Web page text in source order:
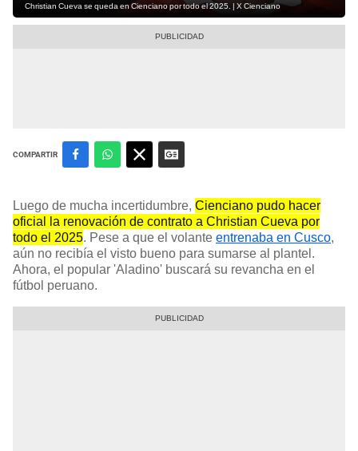
Christian Cueva se queda en Cienciano por todo el 2025. | X Cienciano
COMPARTIR
Luego de mucha incertidumbre, Cienciano pudo hacer
oficial la renovación de contrato a Christian Cueva por
todo el 2025. Pese a que el volante entrenaba en Cusco,
aún no recibía el visto bueno para sumarse al plantel.
Ahora, el popular 'Aladino' buscará su revancha en el
fútbol peruano.